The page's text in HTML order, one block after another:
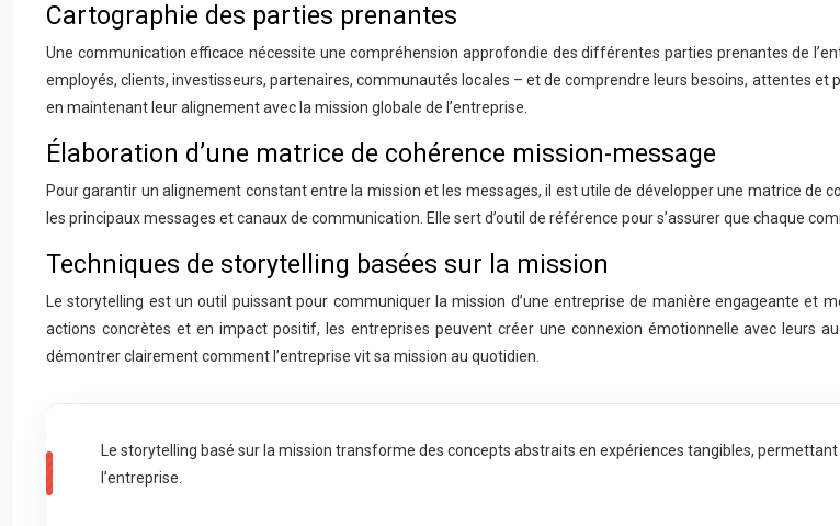
Cartographie des parties prenantes
Une communication efficace nécessite une compréhension approfondie des différentes parties prenantes de
employés, clients, investisseurs, partenaires, communautés locales – et de comprendre leurs besoins, attentes
en maintenant leur alignement avec la mission globale de l’entreprise.
Élaboration d’une matrice de cohérence mission-message
Pour garantir un alignement constant entre la mission et les messages, il est utile de développer une matrice de
les principaux messages et canaux de communication. Elle sert d’outil de référence pour s’assurer que chaque
Techniques de storytelling basées sur la mission
Le storytelling est un outil puissant pour communiquer la mission d’une entreprise de manière engageante et
actions concrètes et en impact positif, les entreprises peuvent créer une connexion émotionnelle avec leurs
démontrer clairement comment l’entreprise vit sa mission au quotidien.
Le storytelling basé sur la mission transforme des concepts abstraits en expériences tangibles,
l’entreprise.